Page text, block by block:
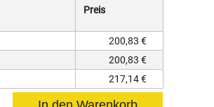
Preis
200,83 €
200,83 €
217,14 €